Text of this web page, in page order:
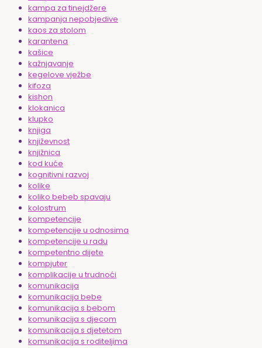
kampa za tinejdžere
kampanja nepobjedive
kaos za stolom
karantena
kašice
kažnjavanje
kegelove vježbe
kifoza
kishon
klokanica
klupko
knjiga
književnost
knjižnica
kod kuće
kognitivni razvoj
kolike
koliko bebeb spavaju
kolostrum
kompetencije
kompetencije u odnosima
kompetencije u radu
kompetentno dijete
kompjuter
komplikacije u trudnoći
komunikacija
komunikacija bebe
komunikacija s bebom
komunikacija s djecom
komunikacija s djetetom
komunikacija s roditeljima